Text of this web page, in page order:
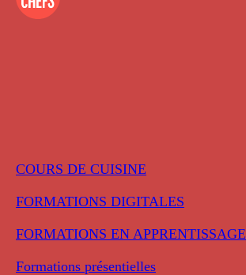
COURS DE CUISINE
FORMATIONS DIGITALES
FORMATIONS EN APPRENTISSAGE
Formations présentielles